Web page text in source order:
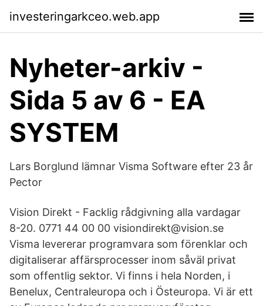
investeringarkceo.web.app
Nyheter-arkiv -
Sida 5 av 6 - EA
SYSTEM
Lars Borglund lämnar Visma Software efter 23 år
Pector
Vision Direkt - Facklig rådgivning alla vardagar
8-20. 0771 44 00 00 visiondirekt@vision.se
Visma levererar programvara som förenklar och
digitaliserar affärsprocesser inom såväl privat
som offentlig sektor. Vi finns i hela Norden, i
Benelux, Centraleuropa och i Östeuropa. Vi är ett